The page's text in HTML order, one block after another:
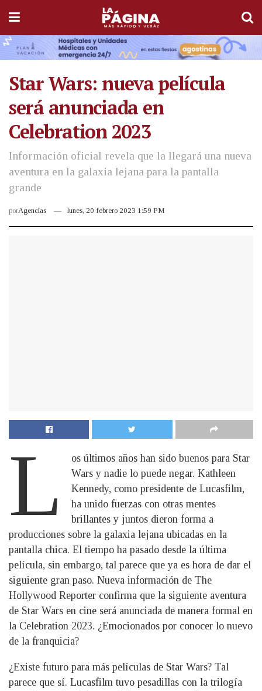
Star Wars: nueva película
será anunciada en
Celebration 2023
Información oficial revela que la llegará una nueva
aventura en la galaxia lejana para la pantalla
grande
porAgencias lunes, 20 febrero 2023 1:59 PM
L
os últimos años han sido buenos para Star
Wars y nadie lo puede negar. Kathleen
Kennedy, como presidente de Lucasfilm,
ha unido fuerzas con otras mentes
brillantes y juntos dieron forma a
producciones sobre la galaxia lejana ubicadas en la
pantalla chica. El tiempo ha pasado desde la última
película, sin embargo, tal parece que ya es hora de dar el
siguiente gran paso. Nueva información de The
Hollywood Reporter confirma que la siguiente aventura
de Star Wars en cine será anunciada de manera formal en
la Celebration 2023. ¿Emocionados por conocer lo nuevo
de la franquicia?
¿Existe futuro para más películas de Star Wars? Tal
parece que sí. Lucasfilm tuvo pesadillas con la trilogía